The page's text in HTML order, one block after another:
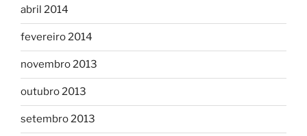
abril 2014
fevereiro 2014
novembro 2013
outubro 2013
setembro 2013